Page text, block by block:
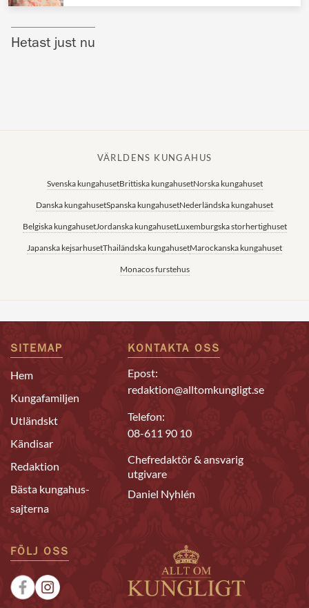
Luxemburgska storhertighuset
Japanska kejsarhuset
Thailändska kungahuset
Marockanska kungahuset
Monacos furstehus
Hetast just nu
VÄRLDENS KUNGAHUS
Svenska kungahusetBrittiska kungahusetNorska kungahuset
Danska kungahusetSpanska kungahusetNederländska kungahuset
Belgiska kungahusetJordanska kungahusetLuxemburgska storhertighuset
Japanska kejsarhusetThailändska kungahusetMarockanska kungahuset
Monacos furstehus
SITEMAP
Hem
Kungafamiljen
Utländskt
Kändisar
Redaktion
Bästa kungahus-
sajterna
KONTAKTA OSS
Epost:
redaktion@alltomkungligt.se
Telefon:
08-611 90 10
Chefredaktör & ansvarig
utgivare
Daniel Nyhlén
FÖLJ OSS